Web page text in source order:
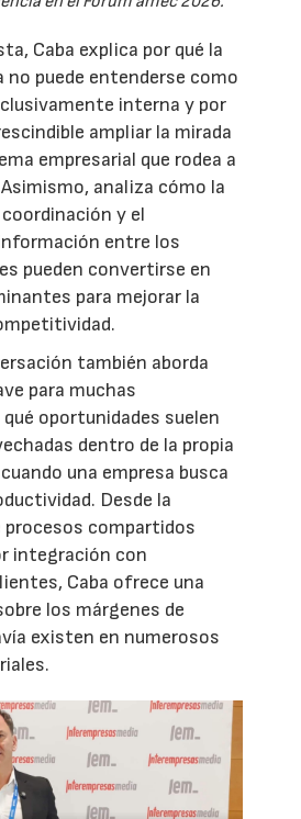
Caba explica por qué la
no puede entenderse como
interna y por
ampliar la mirada
empresarial que rodea a
analiza cómo la
y el
entre los
pueden convertirse en
para mejorar la
también aborda
para muchas
oportunidades suelen
dentro de la propia
una empresa busca
Desde la
compartidos
integración con
Caba ofrece una
los márgenes de
existen en numerosos